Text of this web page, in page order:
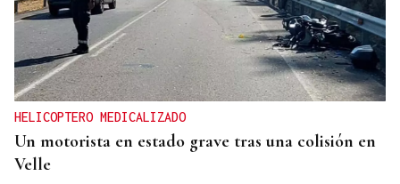
HELICOPTERO MEDICALIZADO
Un motorista en estado grave tras una colisión en
Velle